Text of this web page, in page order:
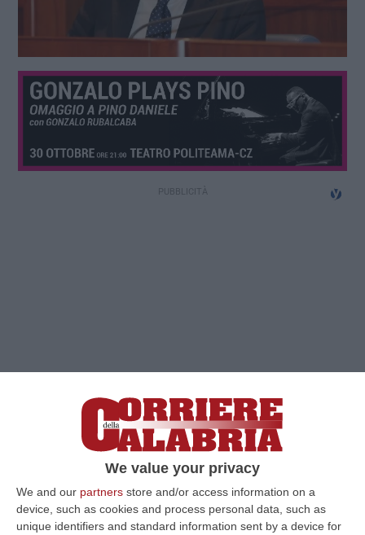
We value your privacy
We and our partners store and/or access information on a
device, such as cookies and process personal data, such as
unique identifiers and standard information sent by a device for